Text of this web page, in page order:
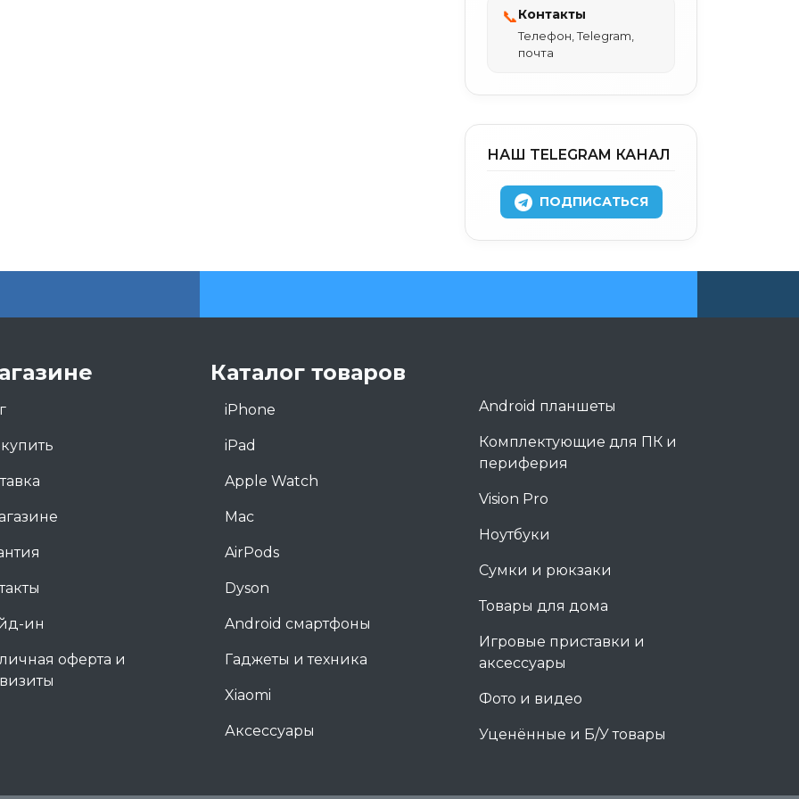
📞Контакты
Телефон, Telegram,
почта
НАШ TELEGRAM КАНАЛ
ПОДПИСАТЬСЯ
ин
оферта и
Каталог товаров
iPhone
iPad
Apple Watch
Mac
AirPods
Dyson
Android смартфоны
Гаджеты и техника
Xiaomi
Аксессуары
Android планшеты
Комплектующие для ПК и
периферия
Vision Pro
Ноутбуки
Сумки и рюкзаки
Товары для дома
Игровые приставки и
аксессуары
Фото и видео
Уценённые и Б/У товары